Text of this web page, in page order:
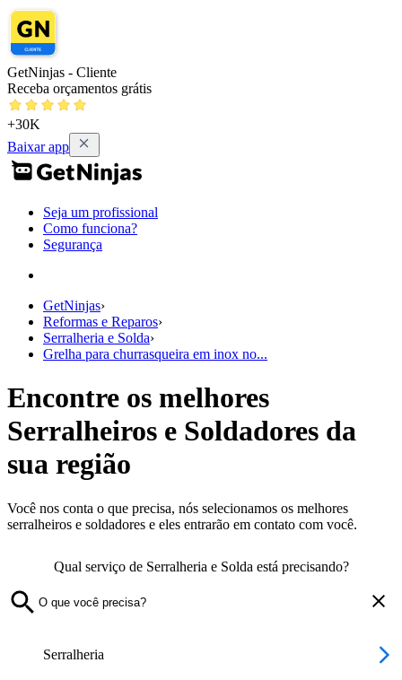
GetNinjas - Cliente
Receba orçamentos grátis
+30K
Baixar app
Seja um profissional
Como funciona?
Segurança
GetNinjas›
Reformas e Reparos›
Serralheria e Solda›
Grelha para churrasqueira em inox no...
Encontre os melhores
Serralheiros e Soldadores da
sua região
Você nos conta o que precisa, nós selecionamos os melhores
serralheiros e soldadores e eles entrarão em contato com você.
Qual serviço de Serralheria e Solda está precisando?
Serralheria